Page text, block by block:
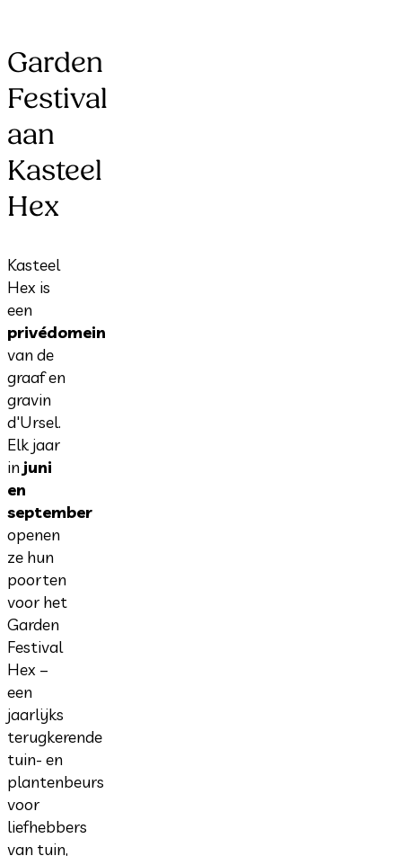
Garden
Festival
aan
Kasteel
Hex
Kasteel
Hex is
een
privédomein
van de
graaf en
gravin
d'Ursel.
Elk jaar
in juni
en
september
openen
ze hun
poorten
voor het
Garden
Festival
Hex –
een
jaarlijks
terugkerende
tuin- en
plantenbeurs
voor
liefhebbers
van tuin,